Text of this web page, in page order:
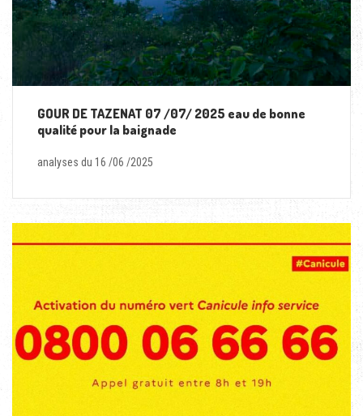
GOUR DE TAZENAT 07 /07/ 2025 eau de bonne
qualité pour la baignade
analyses du 16 /06 /2025